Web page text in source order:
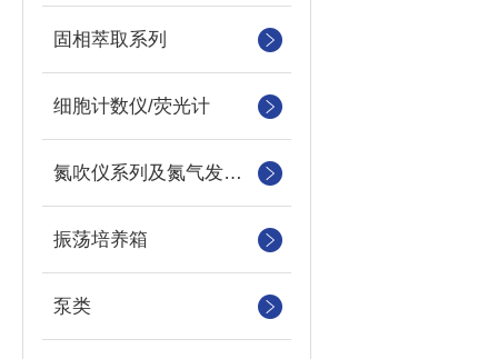
固相萃取系列
细胞计数仪/荧光计
氮吹仪系列及氮气发生器
振荡培养箱
泵类